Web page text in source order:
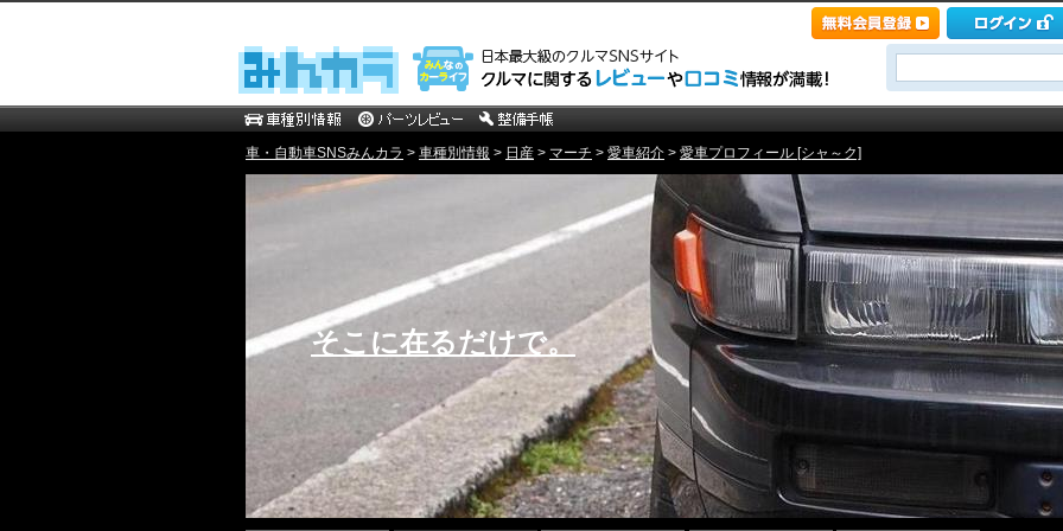
車・自動車SNSみんカラ > 車種別情報 > 日産 > マーチ > 愛車紹介 > 愛車プロフィール [シャ～ク]
そこに在るだけで。